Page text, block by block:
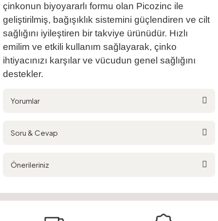
çinkonun biyoyararlı formu olan Picozinc ile
geliştirilmiş, bağışıklık sistemini güçlendiren ve cilt
sağlığını iyileştiren bir takviye ürünüdür. Hızlı
emilim ve etkili kullanım sağlayarak, çinko
ihtiyacınızı karşılar ve vücudun genel sağlığını
destekler.
Yorumlar
Soru & Cevap
Soru Sor
Önerileriniz
Görüş ve önerileriniz için teşekkür ederiz.